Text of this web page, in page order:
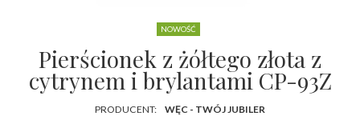
NOWOŚĆ
Pierścionek z żółtego złota z
cytrynem i brylantami CP-93Z
PRODUCENT:
WĘC - TWÓJ JUBILER